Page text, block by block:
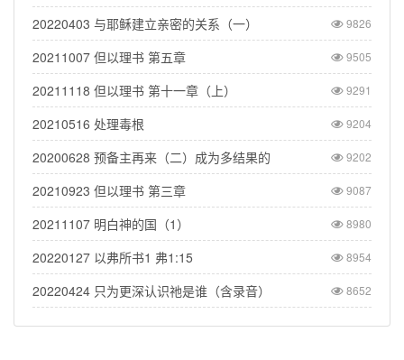
20220403 与耶稣建立亲密的关系（一） 9826
20211007 但以理书 第五章 9505
20211118 但以理书 第十一章（上） 9291
20210516 处理毒根 9204
20200628 预备主再来（二）成为多结果的 9202
20210923 但以理书 第三章 9087
20211107 明白神的国（1） 8980
20220127 以弗所书1 弗1:15 8954
20220424 只为更深认识祂是谁（含录音） 8652